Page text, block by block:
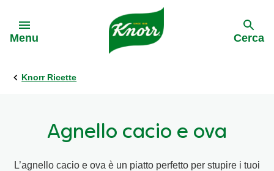
Menu
Indietro
Indietro
Indietro
Indietro
Indietro
Cerca
Knorr Ricette
Agnello cacio e ova
L’agnello cacio e ova è un piatto perfetto per stupire i tuoi